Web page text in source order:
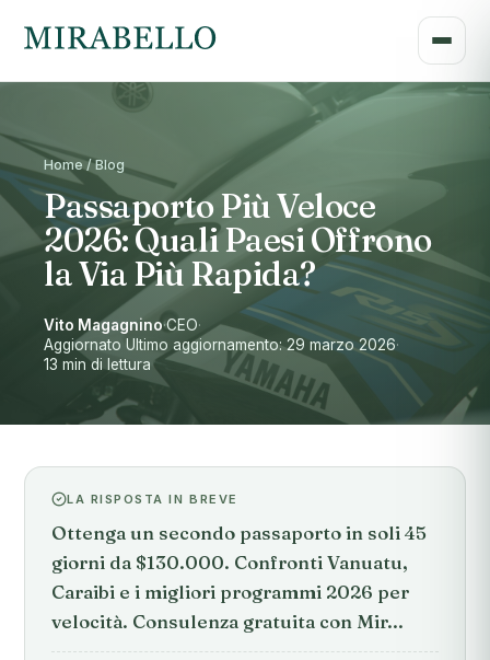
Home / Blog
Passaporto Più Veloce
2026: Quali Paesi Offrono
la Via Più Rapida?
Vito Magagnino·CEO·
Aggiornato Ultimo aggiornamento: 29 marzo 2026·
13 min di lettura
LA RISPOSTA IN BREVE
Ottenga un secondo passaporto in soli 45
giorni da $130.000. Confronti Vanuatu,
Caraibi e i migliori programmi 2026 per
velocità. Consulenza gratuita con Mir...